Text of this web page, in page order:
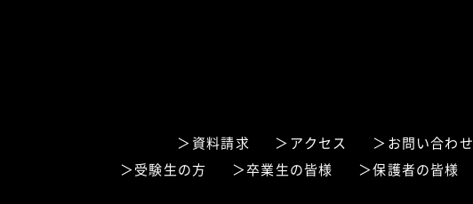
資料請求 アクセス お問い合わせ
受験生の方
卒業生の皆様 保護者の皆様